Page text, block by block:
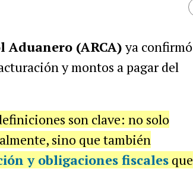
Aduanero (ARCA)ya confirmó
y montos a pagar del
son clave: no solo
sino que también
y obligaciones fiscalesque